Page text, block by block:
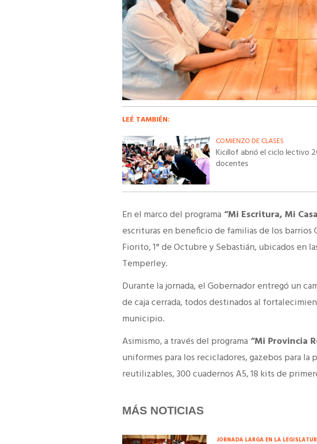
LEÉ TAMBIÉN:
COMIENZO DE CLASES
Kicillof abrió el ciclo lectivo
docentes
En el marco del programa “Mi Escritura, Mi
escrituras en beneficio de familias de los barrios
Fiorito, 1° de Octubre y Sebastián, ubicados en
Temperley.
Durante la jornada, el Gobernador entregó un
de caja cerrada, todos destinados al
municipio.
Asimismo, a través del programa “Mi Provincia
uniformes para los recicladores, gazebos para
reutilizables, 300 cuadernos A5, 18 kits de
MÁS NOTICIAS
JORNADA LARGA EN LA